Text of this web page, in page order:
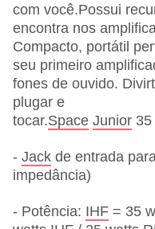
com você.Possui
encontra nos
Compacto, portátil
seu primeiro
fones de ouvido.
plugar e
tocar.Space Junior 35
- Jack de entrada
impedância)
- Potência: IHF = 35